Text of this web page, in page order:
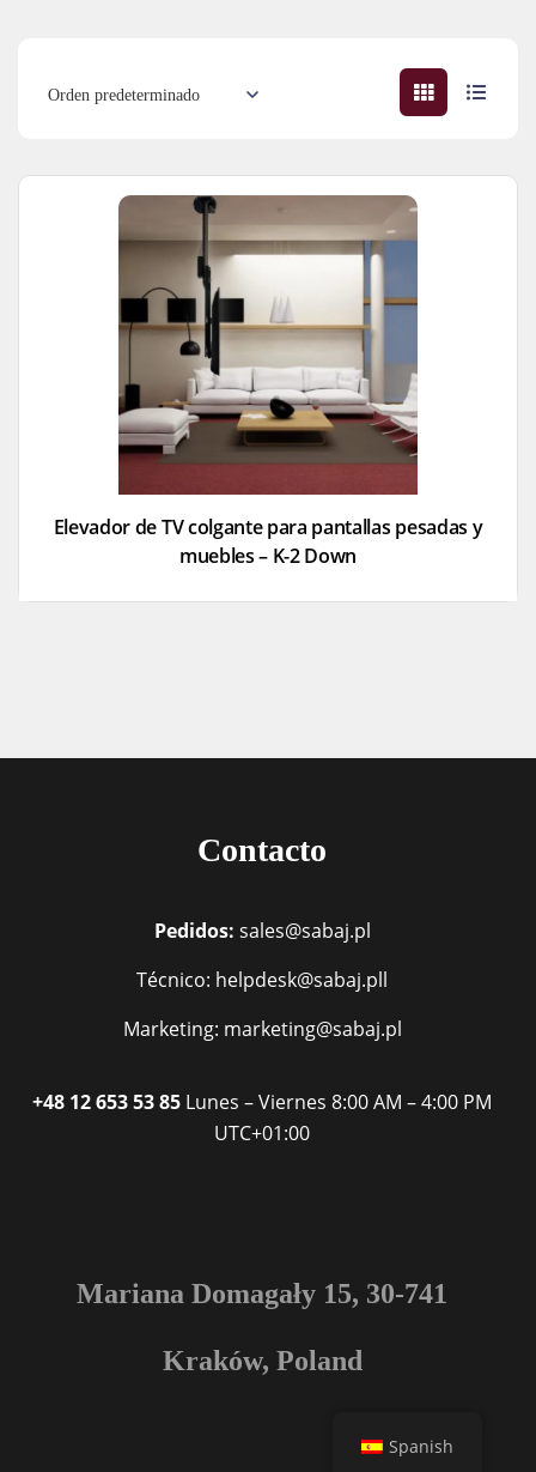
Elevador de TV colgante para pantallas pesadas y
muebles – K-2 Down
Contacto
Pedidos: sales@sabaj.pl
Técnico: helpdesk@sabaj.pll
Marketing: marketing@sabaj.pl
+48 12 653 53 85 Lunes – Viernes 8:00 AM – 4:00 PM
UTC+01:00
Mariana Domagały 15, 30-741
Kraków, Poland
Spanish